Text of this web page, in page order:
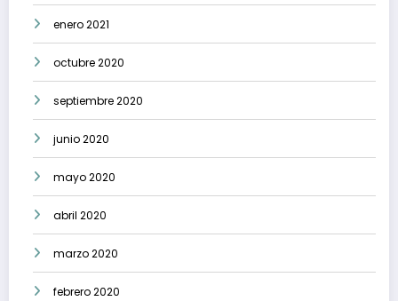
enero 2021
octubre 2020
septiembre 2020
junio 2020
mayo 2020
abril 2020
marzo 2020
febrero 2020